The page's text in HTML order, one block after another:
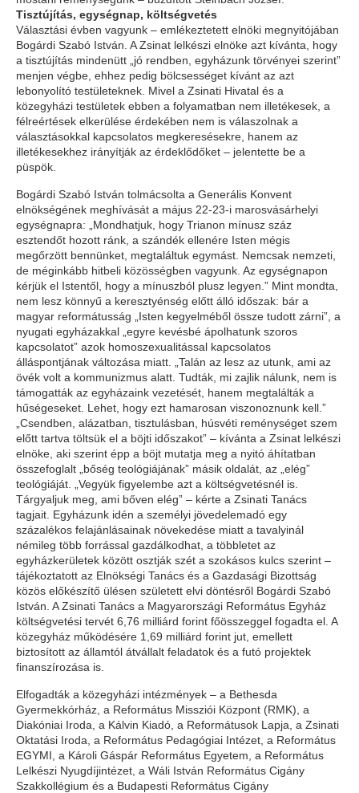
Tisztújítás, egységnap, költségvetés
Választási évben vagyunk – emlékeztetett elnöki megnyitójában
Bogárdi Szabó István. A Zsinat lelkészi elnöke azt kívánta, hogy
a tisztújítás mindenütt „jó rendben, egyházunk törvényei szerint”
menjen végbe, ehhez pedig bölcsességet kívánt az azt
lebonyolító testületeknek. Mivel a Zsinati Hivatal és a
közegyházi testületek ebben a folyamatban nem illetékesek, a
félreértések elkerülése érdekében nem is válaszolnak a
választásokkal kapcsolatos megkeresésekre, hanem az
illetékesekhez irányítják az érdeklődőket – jelentette be a
püspök.
Bogárdi Szabó István tolmácsolta a Generális Konvent
elnökségének meghívását a május 22-23-i marosvásárhelyi
egységnapra: „Mondhatjuk, hogy Trianon mínusz száz
esztendőt hozott ránk, a szándék ellenére Isten mégis
megőrzött bennünket, megtaláltuk egymást. Nemcsak nemzeti,
de méginkább hitbeli közösségben vagyunk. Az egységnapon
kérjük el Istentől, hogy a mínuszból plusz legyen.” Mint mondta,
nem lesz könnyű a keresztyénség előtt álló időszak: bár a
magyar reformátusság „Isten kegyelméből össze tudott zárni”, a
nyugati egyházakkal „egyre kevésbé ápolhatunk szoros
kapcsolatot” azok homoszexualitással kapcsolatos
álláspontjának változása miatt. „Talán az lesz az utunk, ami az
övék volt a kommunizmus alatt. Tudták, mi zajlik nálunk, nem is
támogatták az egyházaink vezetését, hanem megtalálták a
hűségeseket. Lehet, hogy ezt hamarosan viszonoznunk kell.”
„Csendben, alázatban, tisztulásban, húsvéti reménységet szem
előtt tartva töltsük el a böjti időszakot” – kívánta a Zsinat lelkészi
elnöke, aki szerint épp a böjt mutatja meg a nyitó áhítatban
összefoglalt „bőség teológiájának” másik oldalát, az „elég”
teológiáját. „Vegyük figyelembe azt a költségvetésnél is.
Tárgyaljuk meg, ami bőven elég” – kérte a Zsinati Tanács
tagjait. Egyházunk idén a személyi jövedelemadó egy
százalékos felajánlásainak növekedése miatt a tavalyinál
némileg több forrással gazdálkodhat, a többletet az
egyházkerületek között osztják szét a szokásos kulcs szerint –
tájékoztatott az Elnökségi Tanács és a Gazdasági Bizottság
közös előkészítő ülésen született elvi döntésről Bogárdi Szabó
István. A Zsinati Tanács a Magyarországi Református Egyház
költségvetési tervét 6,76 milliárd forint főösszeggel fogadta el. A
közegyház működésére 1,69 milliárd forint jut, emellett
biztosított az államtól átvállalt feladatok és a futó projektek
finanszírozása is.
Elfogadták a közegyházi intézmények – a Bethesda
Gyermekkórház, a Református Missziói Központ (RMK), a
Diakóniai Iroda, a Kálvin Kiadó, a Reformátusok Lapja, a Zsinati
Oktatási Iroda, a Református Pedagógiai Intézet, a Református
EGYMI, a Károli Gáspár Református Egyetem, a Református
Lelkészi Nyugdíjintézet, a Wáli István Református Cigány
Szakkollégium és a Budapesti Református Cigány